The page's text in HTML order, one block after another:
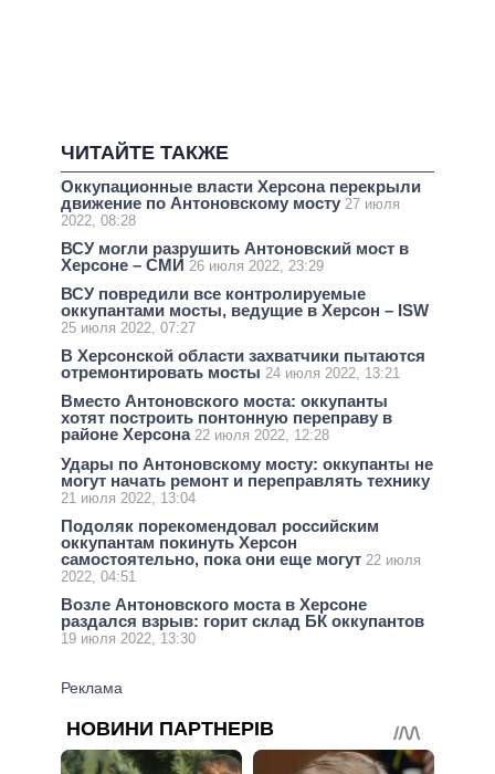
ЧИТАЙТЕ ТАКЖЕ
Оккупационные власти Херсона перекрыли
движение по Антоновскому мосту 27 июля
2022, 08:28
ВСУ могли разрушить Антоновский мост в
Херсоне – СМИ 26 июля 2022, 23:29
ВСУ повредили все контролируемые
оккупантами мосты, ведущие в Херсон – ISW
25 июля 2022, 07:27
В Херсонской области захватчики пытаются
отремонтировать мосты 24 июля 2022, 13:21
Вместо Антоновского моста: оккупанты
хотят построить понтонную переправу в
районе Херсона 22 июля 2022, 12:28
Удары по Антоновскому мосту: оккупанты не
могут начать ремонт и переправлять технику
21 июля 2022, 13:04
Подоляк порекомендовал российским
оккупантам покинуть Херсон
самостоятельно, пока они еще могут 22 июля
2022, 04:51
Возле Антоновского моста в Херсоне
раздался взрыв: горит склад БК оккупантов
19 июля 2022, 13:30